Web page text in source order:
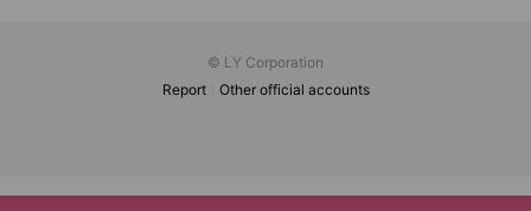
© LY Corporation
Report
Other official accounts